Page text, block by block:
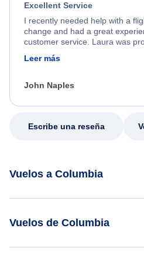
Excellent Service
I recently needed help with a
change and had a great
customer service. Laura was
friendly, and very helpful
process. She quickly found a
appreciate her excellent service.
Leer más
John Naples
Escribe una reseña
Vuelos a Columbia
Vuelos de Columbia